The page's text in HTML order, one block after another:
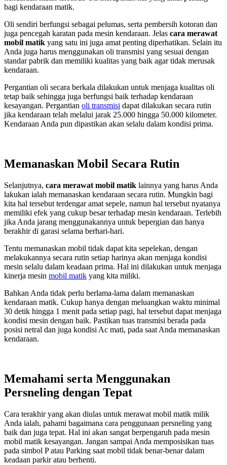
bagi kendaraan matik.
Oli sendiri berfungsi sebagai pelumas, serta pembersih kotoran dan
juga pencegah karatan pada mesin kendaraan. Jelas cara merawat
mobil matik yang satu ini juga amat penting diperhatikan. Selain itu
Anda juga harus menggunakan oli transmisi yang sesuai dengan
standar pabrik dan memiliki kualitas yang baik agar tidak merusak
kendaraan.
Pergantian oli secara berkala dilakukan untuk menjaga kualitas oli
tetap baik sehingga juga berfungsi baik terhadap kendaraan
kesayangan. Pergantian oli transmisi dapat dilakukan secara rutin
jika kendaraan telah melalui jarak 25.000 hingga 50.000 kilometer.
Kendaraan Anda pun dipastikan akan selalu dalam kondisi prima.
Memanaskan Mobil Secara Rutin
Selanjutnya, cara merawat mobil matik lainnya yang harus Anda
lakukan ialah memanaskan kendaraan secara rutin. Mungkin bagi
kita hal tersebut terdengar amat sepele, namun hal tersebut nyatanya
memiliki efek yang cukup besar terhadap mesin kendaraan. Terlebih
jika Anda jarang menggunakannya untuk bepergian dan hanya
berakhir di garasi selama berhari-hari.
Tentu memanaskan mobil tidak dapat kita sepelekan, dengan
melakukannya secara rutin setiap harinya akan menjaga kondisi
mesin selalu dalam keadaan prima. Hal ini dilakukan untuk menjaga
kinerja mesin mobil matik yang kita miliki.
Bahkan Anda tidak perlu berlama-lama dalam memanaskan
kendaraan matik. Cukup hanya dengan meluangkan waktu minimal
30 detik hingga 1 menit pada setiap pagi, hal tersebut dapat menjaga
kondisi mesin dengan baik. Pastikan tuas transmisi berada pada
posisi netral dan juga kondisi Ac mati, pada saat Anda memanaskan
kendaraan.
Memahami serta Menggunakan
Persneling dengan Tepat
Cara terakhir yang akan diulas untuk merawat mobil matik milik
Anda ialah, pahami bagaimana cara penggunaan persneling yang
baik dan juga tepat. Hal ini akan sangat berpengaruh pada mesin
mobil matik kesayangan. Jangan sampai Anda memposisikan tuas
pada simbol P atau Parking saat mobil tidak benar-benar dalam
keadaan parkir atau berhenti.